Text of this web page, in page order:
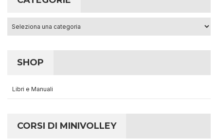
SHOP
Libri e Manuali
CORSI DI MINIVOLLEY